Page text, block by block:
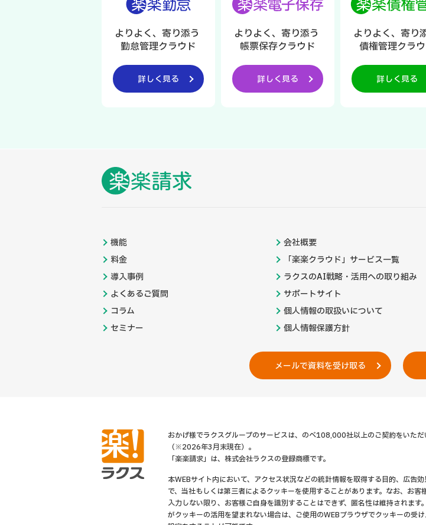
よりよく、寄り添う
勤怠管理クラウド
詳しく見る
よりよく、寄り添う
帳票保存クラウド
詳しく見る
よりよく、寄り
債権管理クラ
詳しく見る
機能
料金
導入事例
よくあるご質問
コラム
セミナー
会社概要
「楽楽クラウド」サービス一覧
ラクスのAI戦略・活用への取り組み
サポートサイト
個人情報の取扱いについて
個人情報保護方針
メールで資料を受け取る
おかげ様でラクスグループのサービスは、のべ108,000社以上のご契約をいた
（※2026年3月末現在）。
「楽楽請求」は、株式会社ラクスの登録商標です。
本WEBサイト内において、アクセス状況などの統計情報を取得する目的、広告
で、当社もしくは第三者によるクッキーを使用することがあります。なお、お客
入力しない限り、お客様ご自身を識別することはできず、匿名性は維持されます
がクッキーの活用を望まれない場合は、ご使用のWEBブラウザでクッキーの受